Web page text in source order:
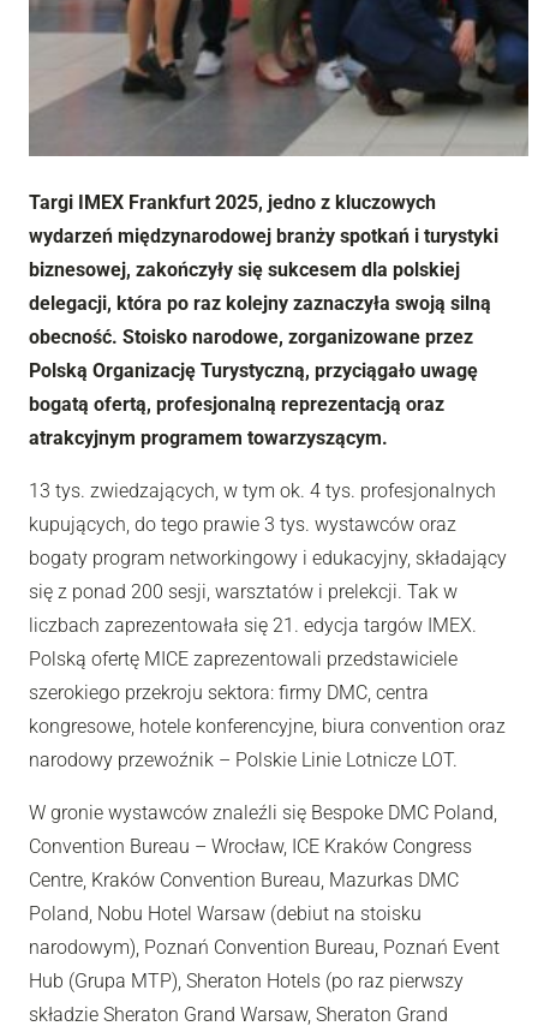
Targi IMEX Frankfurt 2025, jedno z kluczowych
wydarzeń międzynarodowej branży spotkań i turystyki
biznesowej, zakończyły się sukcesem dla polskiej
delegacji, która po raz kolejny zaznaczyła swoją silną
obecność. Stoisko narodowe, zorganizowane przez
Polską Organizację Turystyczną, przyciągało uwagę
bogatą ofertą, profesjonalną reprezentacją oraz
atrakcyjnym programem towarzyszącym.
13 tys. zwiedzających, w tym ok. 4 tys. profesjonalnych
kupujących, do tego prawie 3 tys. wystawców oraz
bogaty program networkingowy i edukacyjny, składający
się z ponad 200 sesji, warsztatów i prelekcji. Tak w
liczbach zaprezentowała się 21. edycja targów IMEX.
Polską ofertę MICE zaprezentowali przedstawiciele
szerokiego przekroju sektora: firmy DMC, centra
kongresowe, hotele konferencyjne, biura convention oraz
narodowy przewoźnik – Polskie Linie Lotnicze LOT.
W gronie wystawców znaleźli się Bespoke DMC Poland,
Convention Bureau – Wrocław, ICE Kraków Congress
Centre, Kraków Convention Bureau, Mazurkas DMC
Poland, Nobu Hotel Warsaw (debiut na stoisku
narodowym), Poznań Convention Bureau, Poznań Event
Hub (Grupa MTP), Sheraton Hotels (po raz pierwszy
składzie Sheraton Grand Warsaw, Sheraton Grand